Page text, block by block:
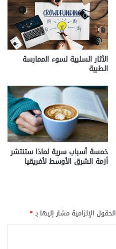
الآثار السلبية لسوء الممارسة
الطبية
خمسة أسباب سرية لماذا ستنتشر
أزمة الشرق الأوسط لأفريقيا
الحقول الإلزامية مشار إليها بـ*